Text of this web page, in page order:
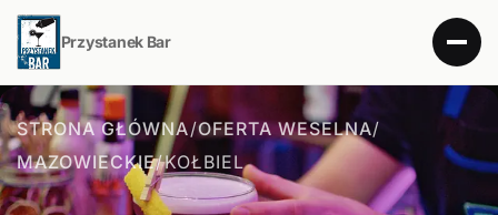
Przystanek Bar
STRONA GŁÓWNA/OFERTA WESELNA/
MAZOWIECKIE/KOŁBIEL